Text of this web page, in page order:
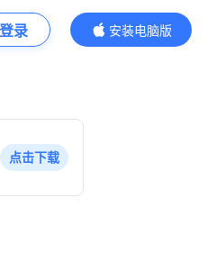
登录
安装电脑版
内容更精彩
点击下载